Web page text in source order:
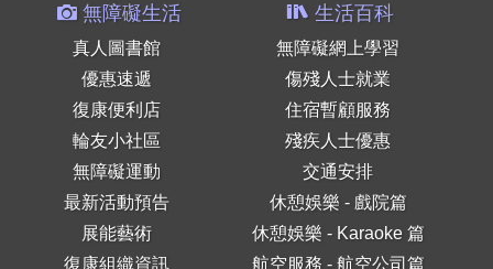
無障礙生活
真人圖書館
優惠速遞
復康便利店
輪友小社區
無障礙運動
最新活動預告
展能藝術
復康組織資訊
生活百科
無障礙網上學習
傷殘人士就業
住宿暫顧服務
殘疾人士優惠
交通安排
休憩娛樂 - 戲院篇
休憩娛樂 - Karaoke 篇
航空服務 - 航空公司篇